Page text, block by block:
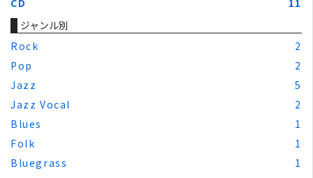
ジャンル別
Rock
2
Pop
2
Jazz
5
Jazz Vocal
2
Blues
1
Folk
1
Bluegrass
1